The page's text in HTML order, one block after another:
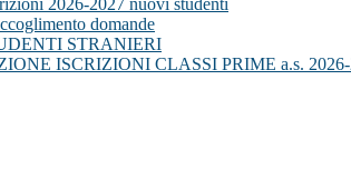
2026-2027 nuovi studenti
domande
STRANIERI
ISCRIZIONI CLASSI PRIME a.s.